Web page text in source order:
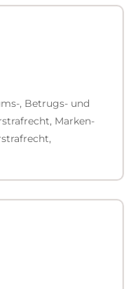
, Betrugs- und
Marken-